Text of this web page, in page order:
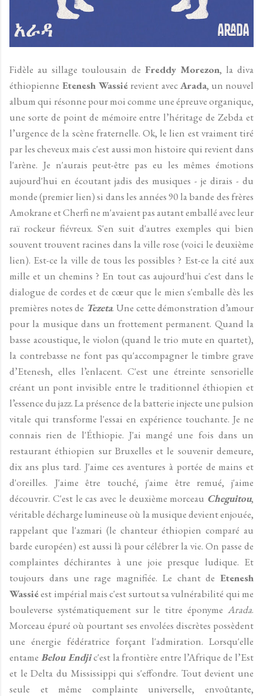
Fidèle au sillage toulousain de Freddy Morezon, la diva
éthiopienne Etenesh Wassié revient avecArada, un nouvel
album qui résonne pour moi comme une épreuve organique,
une sorte de point de mémoire entre l’héritage de Zebda et
l’urgence de la scène fraternelle. Ok, le lien est vraiment tiré
par les cheveux mais c'est aussi mon histoire qui revient dans
l'arène. Je n'aurais peut-être pas eu les mêmes émotions
aujourd'hui en écoutant jadis des musiques - je dirais - du
monde (premier lien) si dans les années 90 la bande des frères
Amokrane et Cherfi ne m'avaient pas autant emballé avec leur
raï rockeur fiévreux. S'en suit d'autres exemples qui bien
souvent trouvent racines dans la ville rose (voici le deuxième
lien). Est-ce la ville de tous les possibles ? Est-ce la cité aux
mille et un chemins ? En tout cas aujourd'hui c'est dans le
dialogue de cordes et de cœur que le mien s'emballe dès les
premières notes de Tezeta. Une cette démonstration d’amour
pour la musique dans un frottement permanent. Quand la
basse acoustique, le violon (quand le trio mute en quartet),
la contrebasse ne font pas qu'accompagner le timbre grave
d’Etenesh, elles l’enlacent. C'est une étreinte sensorielle
créant un pont invisible entre le traditionnel éthiopien et
l’essence du jazz. La présence de la batterie injecte une pulsion
vitale qui transforme l'essai en expérience touchante. Je ne
connais rien de l'Éthiopie. J'ai mangé une fois dans un
restaurant éthiopien sur Bruxelles et le souvenir demeure,
dix ans plus tard. J'aime ces aventures à portée de mains et
d'oreilles. J'aime être touché, j'aime être remué, j'aime
découvrir. C'est le cas avec le deuxième morceau Cheguitou,
véritable décharge lumineuse où la musique devient enjouée,
rappelant que l'azmari (le chanteur éthiopien comparé au
barde européen) est aussi là pour célébrer la vie. On passe de
complaintes déchirantes à une joie presque ludique. Et
toujours dans une rage magnifiée. Le chant de Etenesh
Wassiéest impérial mais c'est surtout sa vulnérabilité qui me
bouleverse systématiquement sur le titre éponyme Arada.
Morceau épuré où pourtant ses envolées discrètes possèdent
une énergie fédératrice forçant l'admiration. Lorsqu'elle
entame Belou Endjic'est la frontière entre l’Afrique de l’Est
et le Delta du Mississippi qui s'effondre. Tout devient une
seule et même complainte universelle, envoûtante,